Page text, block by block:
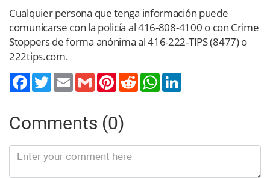
Cualquier persona que tenga información puede
comunicarse con la policía al 416-808-4100 o con Crime
Stoppers de forma anónima al 416-222-TIPS (8477) o
222tips.com.
TwitterEmail Gmail PinterestReddit WhatsApp
Comments (0)